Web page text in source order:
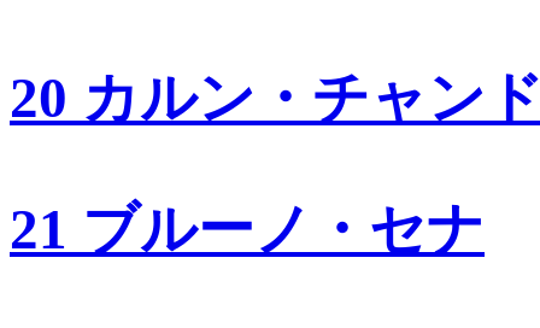
20 カルン・チャン
21 ブルーノ・セナ